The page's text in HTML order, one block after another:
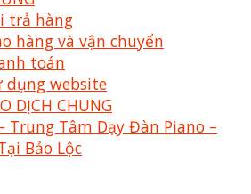
trả hàng
hàng và vận chuyển
toán
dụng website
DỊCH CHUNG
Trung Tâm Dạy Đàn Piano –
Bảo Lộc